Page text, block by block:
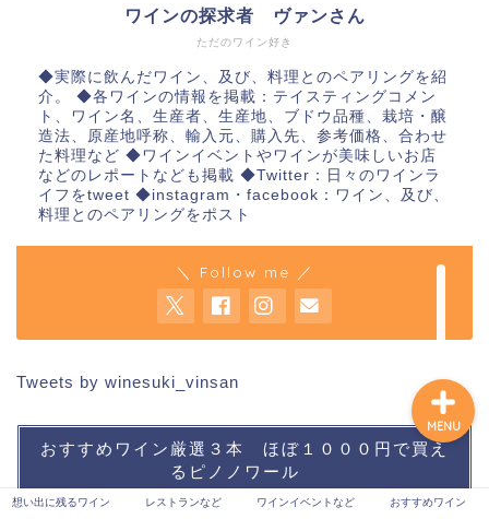
ただのワイン好き
ワインの探求者 ヴァンさん
◆実際に飲んだワイン、及び、料理とのペアリングを紹
介。 ◆各ワインの情報を掲載：テイスティングコメン
ト、ワイン名、生産者、生産地、ブドウ品種、栽培・醸
造法、原産地呼称、輸入元、購入先、参考価格、合わせ
た料理など ◆ワインイベントやワインが美味しいお店
などのレポートなども掲載 ◆Twitter：日々のワインラ
イフをtweet ◆instagram・facebook：ワイン、及び、
料理とのペアリングをポスト
＼ Follow me ／
Tweets by winesuki_vinsan
おすすめワイン厳選３本 ほぼ１０００円で買え
るピノノワール
想い出に残るワイン レストランなど ワインイベントなど おすすめワイン
MENU
想い出に残るワイン
レストランなど
ワインイベントなど
おすすめワイン